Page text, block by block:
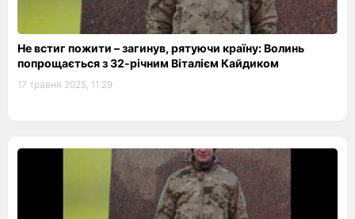
Не встиг пожити – загинув, рятуючи країну: Волинь
попрощається з 32-річним Віталієм Кайдиком
17 травня 2025, 11:29